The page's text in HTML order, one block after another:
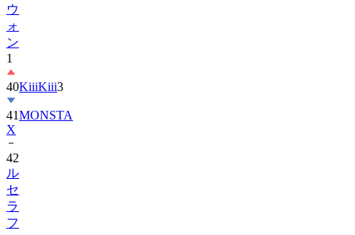
ン
1
40
41MONSTA
X
42
ル
セ
ラ
フ
ィ
ム